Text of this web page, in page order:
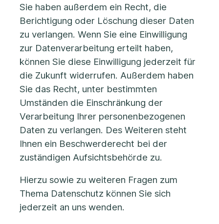
Sie haben außerdem ein Recht, die
Berichtigung oder Löschung dieser Daten
zu verlangen. Wenn Sie eine Einwilligung
zur Datenverarbeitung erteilt haben,
können Sie diese Einwilligung jederzeit für
die Zukunft widerrufen. Außerdem haben
Sie das Recht, unter bestimmten
Umständen die Einschränkung der
Verarbeitung Ihrer personenbezogenen
Daten zu verlangen. Des Weiteren steht
Ihnen ein Beschwerderecht bei der
zuständigen Aufsichtsbehörde zu.
Hierzu sowie zu weiteren Fragen zum
Thema Datenschutz können Sie sich
jederzeit an uns wenden.